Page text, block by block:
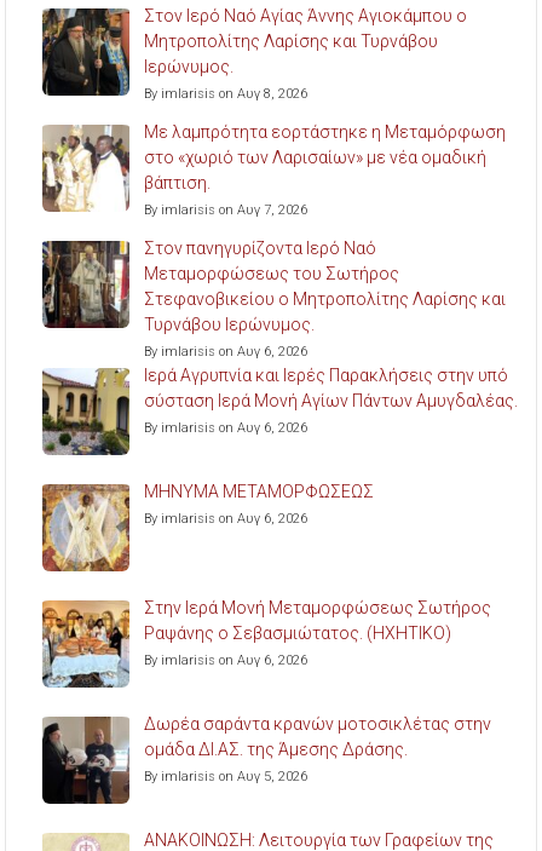
Στον Ιερό Ναό Αγίας Άννης Αγιοκάμπου ο
Μητροπολίτης Λαρίσης και Τυρνάβου
Ιερώνυμος.
By imlarisis on Αυγ 8, 2026
Με λαμπρότητα εορτάστηκε η Μεταμόρφωση
στο «χωριό των Λαρισαίων» με νέα ομαδική
βάπτιση.
By imlarisis on Αυγ 7, 2026
Στον πανηγυρίζοντα Ιερό Ναό
Μεταμορφώσεως του Σωτήρος
Στεφανοβικείου ο Μητροπολίτης Λαρίσης και
Τυρνάβου Ιερώνυμος.
By imlarisis on Αυγ 6, 2026
Ιερά Αγρυπνία και Ιερές Παρακλήσεις στην υπό
σύσταση Ιερά Μονή Αγίων Πάντων Αμυγδαλέας.
By imlarisis on Αυγ 6, 2026
ΜΗΝΥΜΑ ΜΕΤΑΜΟΡΦΩΣΕΩΣ
By imlarisis on Αυγ 6, 2026
Στην Ιερά Μονή Μεταμορφώσεως Σωτήρος
Ραψάνης ο Σεβασμιώτατος. (ΗΧΗΤΙΚΟ)
By imlarisis on Αυγ 6, 2026
Δωρέα σαράντα κρανών μοτοσικλέτας στην
ομάδα ΔΙ.ΑΣ. της Άμεσης Δράσης.
By imlarisis on Αυγ 5, 2026
ΑΝΑΚΟΙΝΩΣΗ: Λειτουργία των Γραφείων της